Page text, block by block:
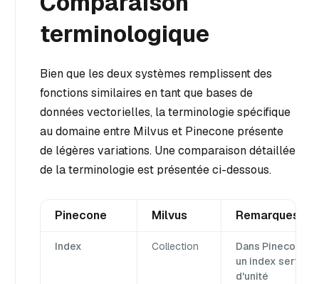
terminologique
Bien que les deux systèmes remplissent des
fonctions similaires en tant que bases de
données vectorielles, la terminologie spécifique
au domaine entre Milvus et Pinecone présente
de légères variations. Une comparaison détaillée
de la terminologie est présentée ci-dessous.
Pinecone Milvus Remarques
Index Collection
Dans Pinecone,
un index sert
d'unité